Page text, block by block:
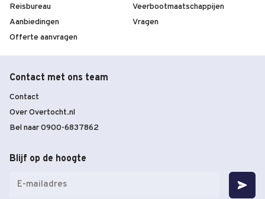
Reisbureau
Aanbiedingen
Offerte aanvragen
Veerbootmaatschappijen
Vragen
Contact met ons team
Contact
Over Overtocht.nl
Bel naar 0900-6837862
Blijf op de hoogte
mailadres